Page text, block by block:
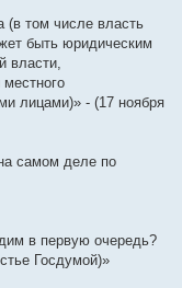
(в том числе власть
быть юридическим
власти,
лицами)» - (17 ноября
самом деле по
в первую очередь?
Госдумой)»